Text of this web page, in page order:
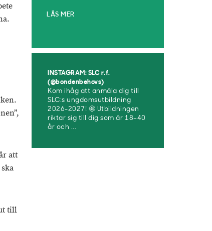
att
till
LÄS MER
INSTAGRAM: SLC r.f.
(@bondenbehovs)
Kom ihåg att anmäla dig till
SLC:s ungdomsutbildning
2026-2027! 🤩 Utbildningen
riktar sig till dig som är 18–40
år och ...